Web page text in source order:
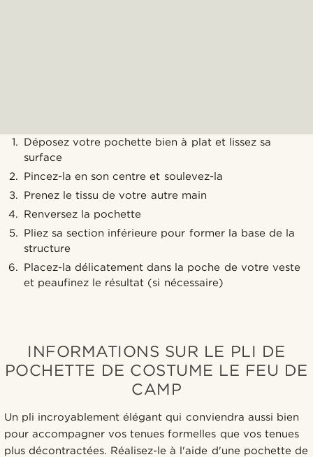
Déposez votre pochette bien à plat et lissez sa
surface
Pincez-la en son centre et soulevez-la
Prenez le tissu de votre autre main
Renversez la pochette
Pliez sa section inférieure pour former la base de la
structure
Placez-la délicatement dans la poche de votre veste
et peaufinez le résultat (si nécessaire)
INFORMATIONS SUR LE PLI DE
POCHETTE DE COSTUME LE FEU DE
CAMP
Un pli incroyablement élégant qui conviendra aussi bien
pour accompagner vos tenues formelles que vos tenues
plus décontractées. Réalisez-le à l'aide d'une pochette de